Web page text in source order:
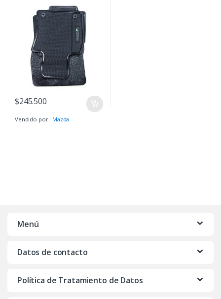
$245.500
Vendido por : Mazda
Menú
Datos de contacto
Política de Tratamiento de Datos